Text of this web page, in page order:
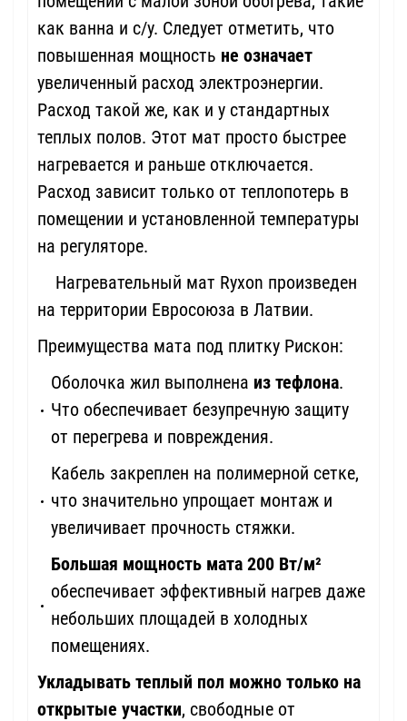
как ванна и с/у. Следует отметить, что
повышенная мощность не означает
увеличенный расход электроэнергии.
Расход такой же, как и у стандартных
теплых полов. Этот мат просто быстрее
нагревается и раньше отключается.
Расход зависит только от теплопотерь в
помещении и установленной температуры
на регуляторе.
Нагревательный мат Ryxon произведен
на территории Евросоюза в Латвии.
Преимущества мата под плитку Рискон:
Оболочка жил выполнена из тефлона.
Что обеспечивает безупречную защиту
от перегрева и повреждения.
Кабель закреплен на полимерной сетке,
что значительно упрощает монтаж и
увеличивает прочность стяжки.
Большая мощность мата 200 Вт/м²
обеспечивает эффективный нагрев даже
небольших площадей в холодных
помещениях.
Укладывать теплый пол можно только на
открытые участки, свободные от